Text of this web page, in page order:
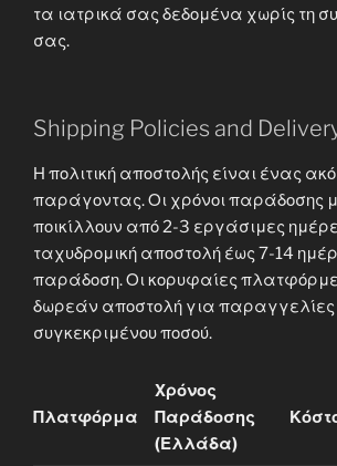
τα ιατρικά σας δεδομένα χωρίς τη
σας.
Shipping Policies and
Η πολιτική αποστολής είναι ένας
παράγοντας. Οι χρόνοι παράδοσης
ποικίλλουν από 2-3 εργάσιμες
ταχυδρομική αποστολή έως 7-14
παράδοση. Οι κορυφαίες
δωρεάν αποστολή για
συγκεκριμένου ποσού.
Πλατφόρμα
Χρόνος
Παράδοσης
(Ελλάδα)